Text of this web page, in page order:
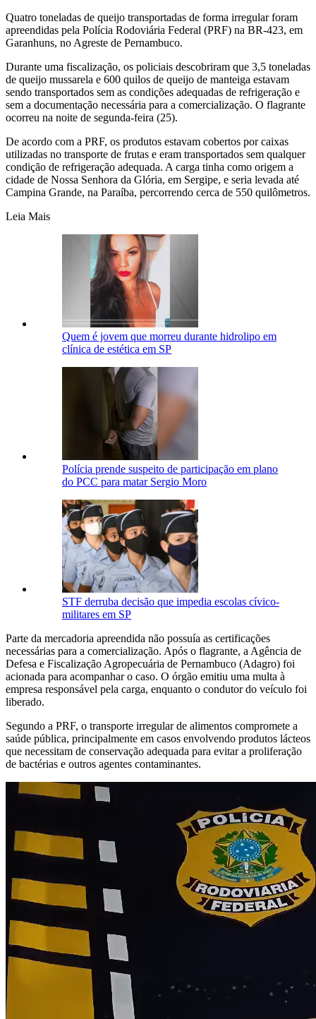
Quatro toneladas de queijo transportadas de forma irregular foram
apreendidas pela Polícia Rodoviária Federal (PRF) na BR-423, em
Garanhuns, no Agreste de Pernambuco.
Durante uma fiscalização, os policiais descobriram que 3,5 toneladas
de queijo mussarela e 600 quilos de queijo de manteiga estavam
sendo transportados sem as condições adequadas de refrigeração e
sem a documentação necessária para a comercialização. O flagrante
ocorreu na noite de segunda-feira (25).
De acordo com a PRF, os produtos estavam cobertos por caixas
utilizadas no transporte de frutas e eram transportados sem qualquer
condição de refrigeração adequada. A carga tinha como origem a
cidade de Nossa Senhora da Glória, em Sergipe, e seria levada até
Campina Grande, na Paraíba, percorrendo cerca de 550 quilômetros.
Leia Mais
Quem é jovem que morreu durante hidrolipo em
clínica de estética em SP
Polícia prende suspeito de participação em plano
do PCC para matar Sergio Moro
STF derruba decisão que impedia escolas cívico-
militares em SP
Parte da mercadoria apreendida não possuía as certificações
necessárias para a comercialização. Após o flagrante, a Agência de
Defesa e Fiscalização Agropecuária de Pernambuco (Adagro) foi
acionada para acompanhar o caso. O órgão emitiu uma multa à
empresa responsável pela carga, enquanto o condutor do veículo foi
liberado.
Segundo a PRF, o transporte irregular de alimentos compromete a
saúde pública, principalmente em casos envolvendo produtos lácteos
que necessitam de conservação adequada para evitar a proliferação
de bactérias e outros agentes contaminantes.